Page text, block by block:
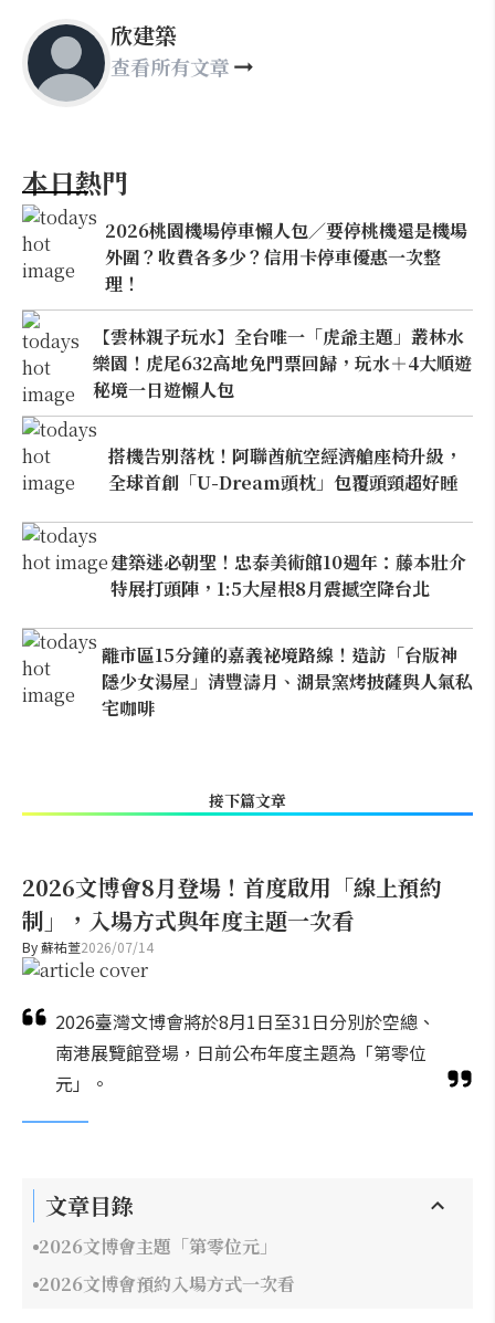
欣建築
查看所有文章
本日熱門
2026桃園機場停車懶人包／要停桃機還是機場
外圍？收費各多少？信用卡停車優惠一次整
理！
【雲林親子玩水】全台唯一「虎爺主題」叢林水
樂園！虎尾632高地免門票回歸，玩水＋4大順遊
秘境一日遊懶人包
搭機告別落枕！阿聯酋航空經濟艙座椅升級，
全球首創「U-Dream頭枕」包覆頭頸超好睡
建築迷必朝聖！忠泰美術館10週年：藤本壯介
特展打頭陣，1:5大屋根8月震撼空降台北
離市區15分鐘的嘉義祕境路線！造訪「台版神
隱少女湯屋」清豐濤月、湖景窯烤披薩與人氣私
宅咖啡
接下篇文章
2026文博會8月登場！首度啟用「線上預約
制」，入場方式與年度主題一次看
By蘇祐萱2026/07/14
2026臺灣文博會將於8月1日至31日分別於空總、
南港展覽館登場，日前公布年度主題為「第零位
元」。
文章目錄
2026文博會主題「第零位元」
2026文博會預約入場方式一次看